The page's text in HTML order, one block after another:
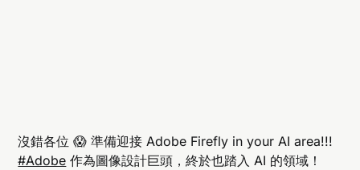
沒錯各位 😱 準備迎接 Adobe Firefly in your AI area!!!
#Adobe 作為圖像設計巨頭，終於也踏入 AI 的領域！